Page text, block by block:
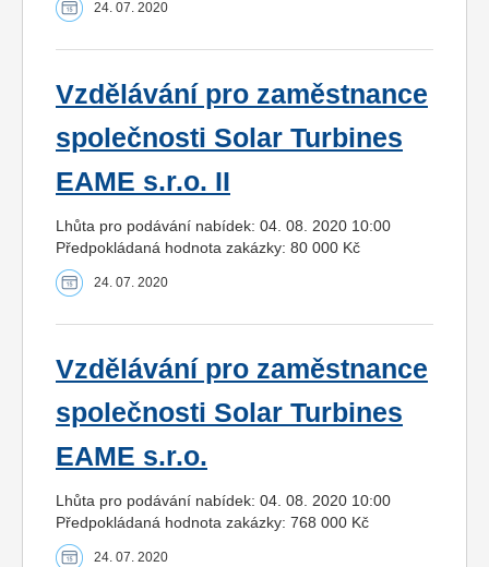
24. 07. 2020
Vzdělávání pro zaměstnance
společnosti Solar Turbines
EAME s.r.o. II
Lhůta pro podávání nabídek: 04. 08. 2020 10:00
Předpokládaná hodnota zakázky: 80 000 Kč
24. 07. 2020
Vzdělávání pro zaměstnance
společnosti Solar Turbines
EAME s.r.o.
Lhůta pro podávání nabídek: 04. 08. 2020 10:00
Předpokládaná hodnota zakázky: 768 000 Kč
24. 07. 2020